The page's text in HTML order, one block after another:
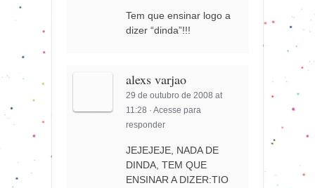
Tem que ensinar logo a
dizer “dinda”!!!
alexs varjao
29 de outubro de 2008 at
11:28 ·Acesse para
responder
JEJEJEJE, NADA DE
DINDA, TEM QUE
ENSINAR A DIZER:TIO